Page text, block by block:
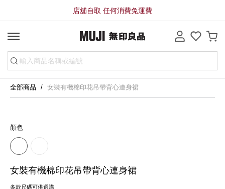
店舖自取 任何消費免運費
全部商品 女裝有機棉印花吊帶背心連身裙
顏色
女裝有機棉印花吊帶背心連身裙
多款尺碼可供選購